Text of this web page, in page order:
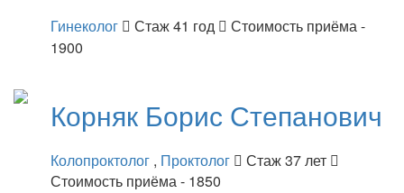
Гинеколог Стаж 41 год
Стоимость приёма -
1900
Корняк Борис Степанович
Колопроктолог , Проктолог
Стаж 37 лет
Стоимость приёма - 1850